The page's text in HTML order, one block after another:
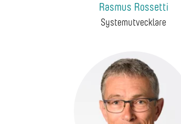
Rasmus Rossetti
Systemutvecklare